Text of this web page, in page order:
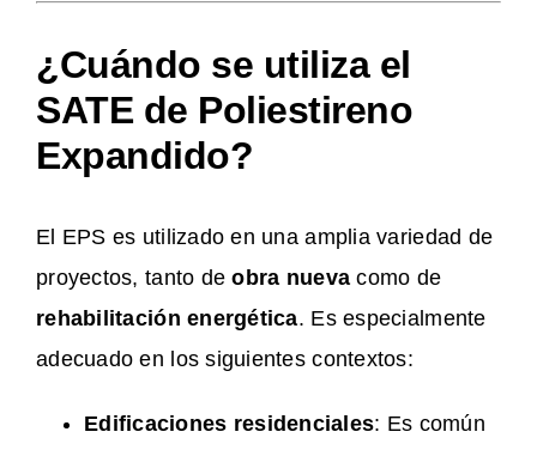
¿Cuándo se utiliza el
SATE de Poliestireno
Expandido?
El EPS es utilizado en una amplia variedad de
proyectos, tanto deobra nueva como de
rehabilitación energética. Es especialmente
adecuado en los siguientes contextos:
Edificaciones residenciales: Es común